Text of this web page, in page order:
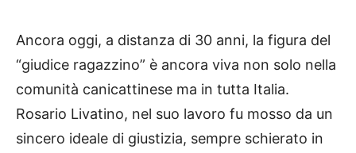
Ancora oggi, a distanza di 30 anni, la figura del
“giudice ragazzino” è ancora viva non solo nella
comunità canicattinese ma in tutta Italia.
Rosario Livatino, nel suo lavoro fu mosso da un
sincero ideale di giustizia, sempre schierato in